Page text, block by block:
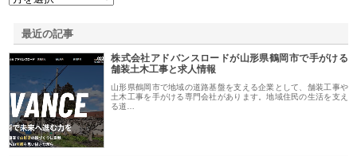
最近の記事
株式会社アドバンスロードが山形県鶴岡市で手がける
舗装土木工事と求人情報
山形県鶴岡市で地域の道路基盤を支える企業として、舗装工事や
土木工事を手がける専門会社があります。地域住民の生活を支え
る道…